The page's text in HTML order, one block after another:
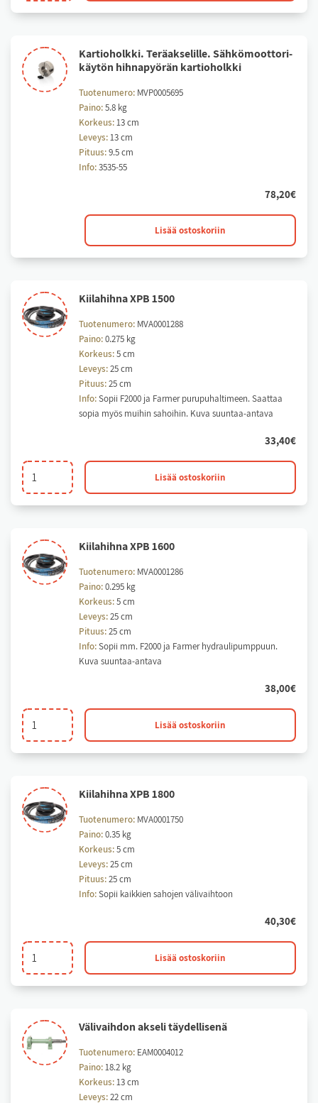
Kar­tio­holk­ki. Te­räak­se­lil­le. Säh­kö­moot­to­ri­
käy­tön hih­na­pyö­rän kar­tio­holk­ki
Tuotenumero: MVP0005695
Paino:5.8 kg
Korkeus:13 cm
Leveys:13 cm
Pituus:9.5 cm
Info:3535-55
78,20€
Sähkömoottorikäytön
kartioholkki
määrä
Lisää ostoskoriin
Kii­la­hih­na XPB 1500
Tuotenumero: MVA0001288
Paino:0.275 kg
Korkeus:5 cm
Leveys:25 cm
Pituus:25 cm
Info:Sopii F2000 ja Farmer purupuhaltimeen. Saattaa
sopia myös muihin sahoihin. Kuva suuntaa-antava
33,40€
Kiilahihna
XPB
Lisää ostoskoriin
Kii­la­hih­na XPB 1600
Tuotenumero: MVA0001286
Paino:0.295 kg
Korkeus:5 cm
Leveys:25 cm
Pituus:25 cm
Info:Sopii mm. F2000 ja Farmer hydraulipumppuun.
Kuva suuntaa-antava
38,00€
Kiilahihna
XPB
Lisää ostoskoriin
Kii­la­hih­na XPB 1800
Tuotenumero: MVA0001750
Paino:0.35 kg
Korkeus:5 cm
Leveys:25 cm
Pituus:25 cm
Info:Sopii kaikkien sahojen välivaihtoon
40,30€
Kiilahihna
XPB
Lisää ostoskoriin
Vä­li­vaih­don ak­se­li täy­del­li­se­nä
Tuotenumero: EAM0004012
Paino:18.2 kg
Korkeus:13 cm
Leveys:22 cm